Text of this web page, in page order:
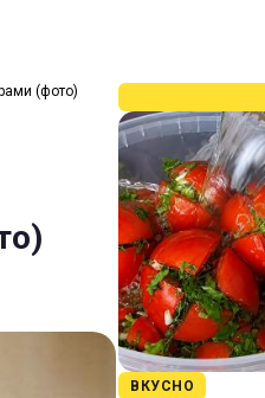
(фото)
ВКУСНО